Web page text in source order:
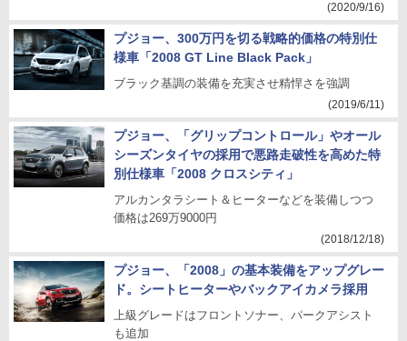
(2020/9/16)
プジョー、300万円を切る戦略的価格の特別仕
様車「2008 GT Line Black Pack」
ブラック基調の装備を充実させ精悍さを強調
(2019/6/11)
プジョー、「グリップコントロール」やオール
シーズンタイヤの採用で悪路走破性を高めた特
別仕様車「2008 クロスシティ」
アルカンタラシート＆ヒーターなどを装備しつつ
価格は269万9000円
(2018/12/18)
プジョー、「2008」の基本装備をアップグレー
ド。シートヒーターやバックアイカメラ採用
上級グレードはフロントソナー、パークアシスト
も追加